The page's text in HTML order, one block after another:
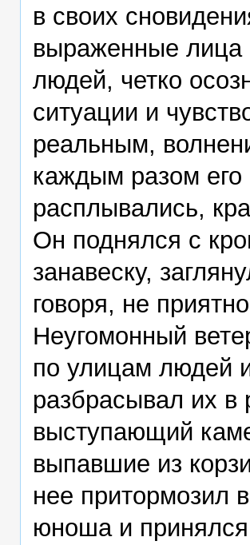
в своих
выраженные лица
людей, четко
ситуации и
реальным,
каждым разом
расплывались,
Он поднялся с
занавеску,
говоря, не
Неугомонный
по улицам людей
разбрасывал их в
выступающий
выпавшие из
нее притормозил
юноша и принялся